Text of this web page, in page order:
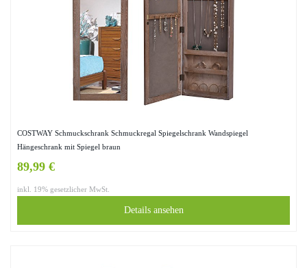
COSTWAY Schmuckschrank Schmuckregal Spiegelschrank Wandspiegel
Hängeschrank mit Spiegel braun
89,99 €
inkl. 19% gesetzlicher MwSt.
Details ansehen